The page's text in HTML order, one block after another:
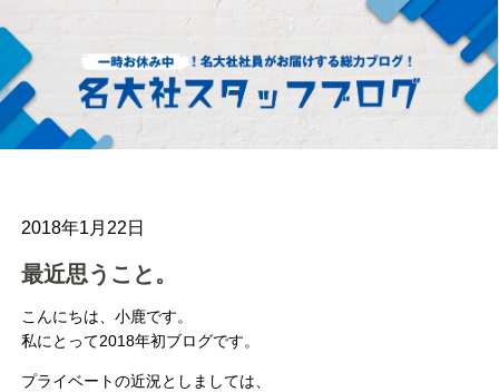
2018年1月22日
最近思うこと。
こんにちは、小鹿です。
私にとって2018年初ブログです。
プライベートの近況としましては、